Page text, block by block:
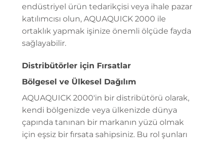
endüstriyel ürün tedarikçisi veya ihale pazar
katılımcısı olun, AQUAQUICK 2000 ile
ortaklık yapmak işinize önemli ölçüde fayda
sağlayabilir.
Distribütörler için Fırsatlar
Bölgesel ve Ülkesel Dağılım
AQUAQUICK 2000'in bir distribütörü olarak,
kendi bölgenizde veya ülkenizde dünya
çapında tanınan bir markanın yüzü olmak
için eşsiz bir fırsata sahipsiniz. Bu rol şunları